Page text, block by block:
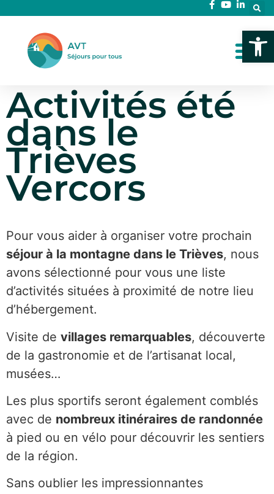
Ouvrir
Activités été
dans le
Trièves
Vercors
Pour vous aider à organiser votre prochain
séjour à la montagne dans le Trièves, nous
avons sélectionné pour vous une liste
d’activités situées à proximité de notre lieu
d’hébergement.
Visite de villages remarquables, découverte
de la gastronomie et de l’artisanat local,
musées…
Les plus sportifs seront également comblés
avec de nombreux itinéraires de randonnée
à pied ou en vélo pour découvrir les sentiers
de la région.
Sans oublier les impressionnantes